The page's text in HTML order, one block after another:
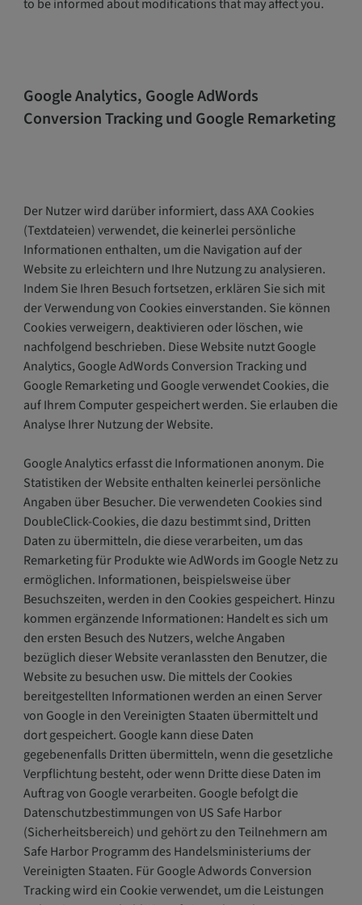
to be informed about modifications that may affect you.
Google Analytics, Google AdWords
Conversion Tracking und Google Remarketing
Der Nutzer wird darüber informiert, dass AXA Cookies
(Textdateien) verwendet, die keinerlei persönliche
Informationen enthalten, um die Navigation auf der
Website zu erleichtern und Ihre Nutzung zu analysieren.
Indem Sie Ihren Besuch fortsetzen, erklären Sie sich mit
der Verwendung von Cookies einverstanden. Sie können
Cookies verweigern, deaktivieren oder löschen, wie
nachfolgend beschrieben. Diese Website nutzt Google
Analytics, Google AdWords Conversion Tracking und
Google Remarketing und Google verwendet Cookies, die
auf Ihrem Computer gespeichert werden. Sie erlauben die
Analyse Ihrer Nutzung der Website.
Google Analytics erfasst die Informationen anonym. Die
Statistiken der Website enthalten keinerlei persönliche
Angaben über Besucher. Die verwendeten Cookies sind
DoubleClick-Cookies, die dazu bestimmt sind, Dritten
Daten zu übermitteln, die diese verarbeiten, um das
Remarketing für Produkte wie AdWords im Google Netz zu
ermöglichen. Informationen, beispielsweise über
Besuchszeiten, werden in den Cookies gespeichert. Hinzu
kommen ergänzende Informationen: Handelt es sich um
den ersten Besuch des Nutzers, welche Angaben
bezüglich dieser Website veranlassten den Benutzer, die
Website zu besuchen usw. Die mittels der Cookies
bereitgestellten Informationen werden an einen Server
von Google in den Vereinigten Staaten übermittelt und
dort gespeichert. Google kann diese Daten
gegebenenfalls Dritten übermitteln, wenn die gesetzliche
Verpflichtung besteht, oder wenn Dritte diese Daten im
Auftrag von Google verarbeiten. Google befolgt die
Datenschutzbestimmungen von US Safe Harbor
(Sicherheitsbereich) und gehört zu den Teilnehmern am
Safe Harbor Programm des Handelsministeriums der
Vereinigten Staaten. Für Google Adwords Conversion
Tracking wird ein Cookie verwendet, um die Leistungen